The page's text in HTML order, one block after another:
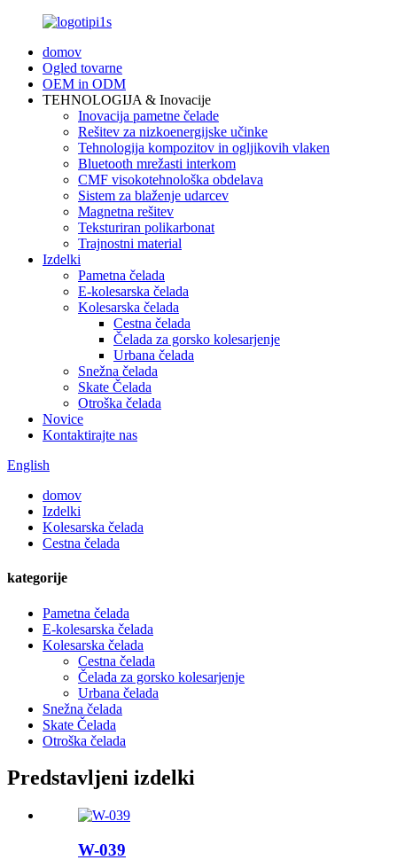
domov
Ogled tovarne
OEM in ODM
TEHNOLOGIJA & Inovacije
Inovacija pametne čelade
Rešitev za nizkoenergijske učinke
Tehnologija kompozitov in ogljikovih vlaken
Bluetooth mrežasti interkom
CMF visokotehnološka obdelava
Sistem za blaženje udarcev
Magnetna rešitev
Teksturiran polikarbonat
Trajnostni material
Izdelki
Pametna čelada
E-kolesarska čelada
Kolesarska čelada
Cestna čelada
Čelada za gorsko kolesarjenje
Urbana čelada
Snežna čelada
Skate Čelada
Otroška čelada
Novice
Kontaktirajte nas
English
domov
Izdelki
Kolesarska čelada
Cestna čelada
kategorije
Pametna čelada
E-kolesarska čelada
Kolesarska čelada
Cestna čelada
Čelada za gorsko kolesarjenje
Urbana čelada
Snežna čelada
Skate Čelada
Otroška čelada
Predstavljeni izdelki
W-039